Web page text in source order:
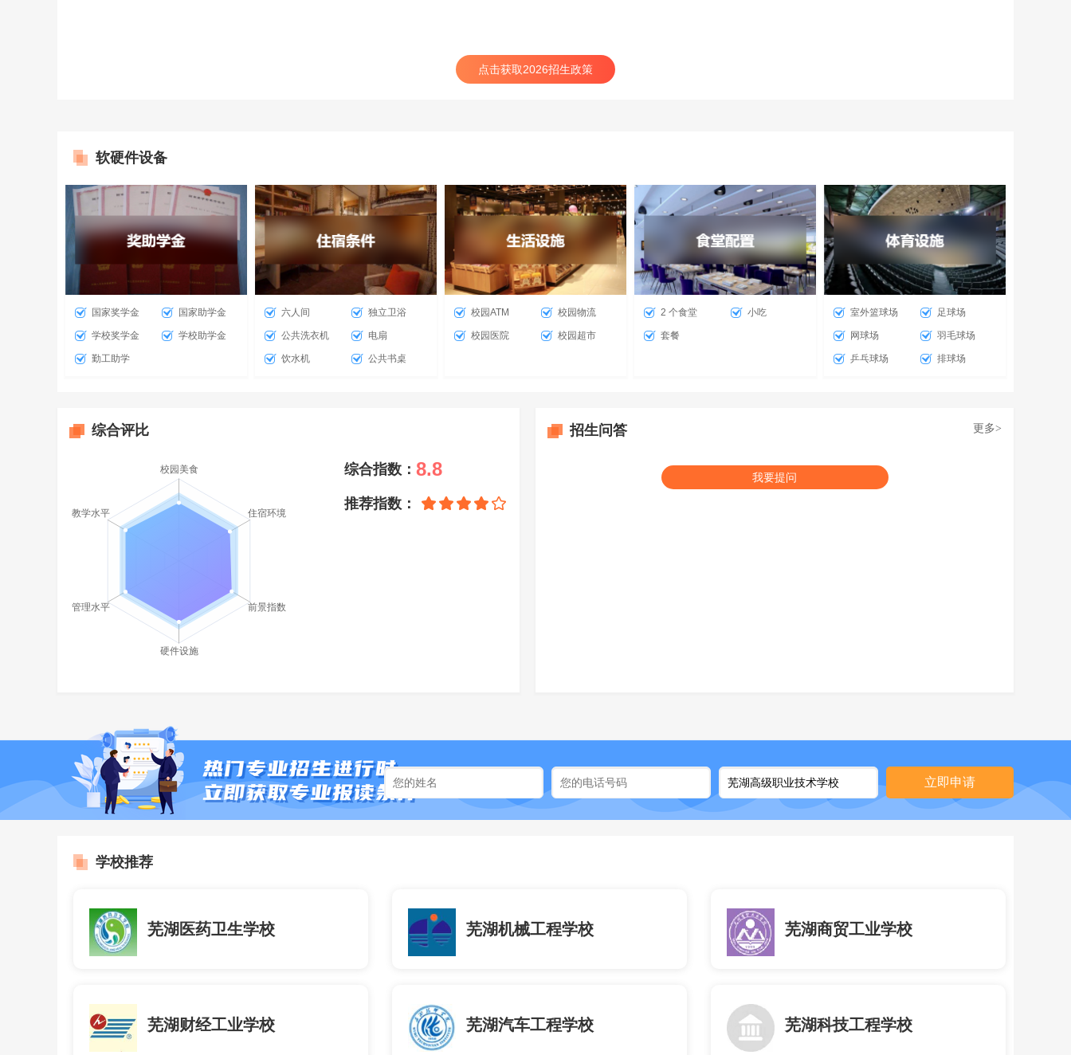
点击获取2026招生政策
软硬件设备
国家奖学金 国家助学金
学校奖学金 学校助学金
勤工助学
六人间 独立卫浴
公共洗衣机 电扇
饮水机 公共书桌
校园ATM 校园物流
校园医院 校园超市
2 个食堂 小吃
套餐
室外篮球场 足球场
网球场 羽毛球场
乒乓球场 排球场
综合评比
综合指数： 8.8
推荐指数：
招生问答 更多>
我要提问
立即申请
学校推荐
芜湖医药卫生学校 芜湖机械工程学校 芜湖商贸工业学校
芜湖财经工业学校 芜湖汽车工程学校 芜湖科技工程学校